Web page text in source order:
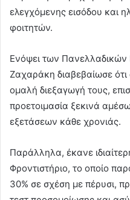
ελεγχόμενης εισόδου και
φοιτητών.
Ενόψει των Πανελλαδικών
Ζαχαράκη διαβεβαίωσε ότι
ομαλή διεξαγωγή τους,
προετοιμασία ξεκινά
εξετάσεων κάθε χρονιάς.
Παράλληλα, έκανε
Φροντιστήριο, το οποίο
30% σε σχέση με πέρυσι,